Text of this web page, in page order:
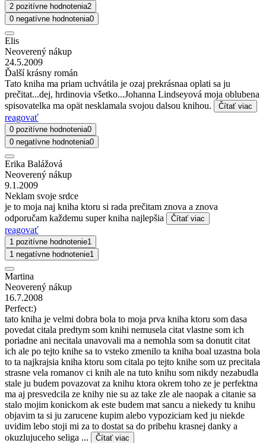
2 pozitívne hodnotenia2
0 negatívne hodnotenia0
Elis
Neoverený nákup
24.5.2009
Ďalší krásny román
Tato kniha ma priam uchvátila je ozaj prekrásnaa oplati sa ju
prečitat...dej, hrdinovia všetko...Johanna Lindseyová moja oblubena
spisovatelka ma opät nesklamala svojou dalsou knihou.
Čítať viac
reagovať
0 pozitívne hodnotenia0
0 negatívne hodnotenia0
Erika Balážová
Neoverený nákup
9.1.2009
Neklam svoje srdce
je to moja naj kniha ktoru si rada prečitam znova a znova
odporučam každemu super kniha najlepšia
Čítať viac
reagovať
1 pozitívne hodnotenie1
1 negatívne hodnotenie1
Martina
Neoverený nákup
16.7.2008
Perfect:)
tato kniha je velmi dobra bola to moja prva kniha ktoru som dasa
povedat citala predtym som knihi nemusela citat vlastne som ich
poriadne ani necitala unavovali ma a nemohla som sa donutit citat
ich ale po tejto knihe sa to vsteko zmenilo ta kniha boal uzastna bola
to ta najkrajsia kniha ktoru som citala po tejto knihe som uz precitala
strasne vela romanov ci knih ale na tuto knihu som nikdy nezabudla
stale ju budem povazovat za knihu ktora okrem toho ze je perfektna
ma aj presvedcila ze knihy nie su az take zle ale naopak a citanie sa
stalo mojim konickom ak este budem mat sancu a niekedy tu knihu
objavim ta si ju zarucene kupim alebo vypoziciam ked ju niekde
uvidim lebo stoji mi za to dostat sa do pribehu krasnej danky a
okuzlujuceho seliga ...
Čítať viac